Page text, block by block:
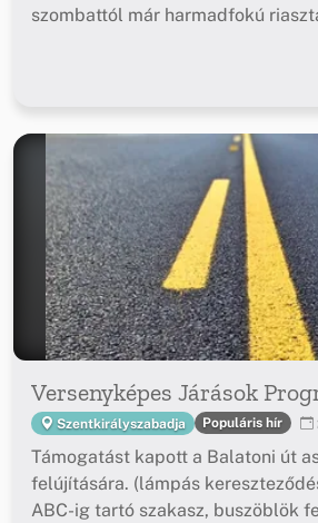
szombattól már harmadfokú
Versenyképes Járások
Szentkirályszabadja Populáris hír
Támogatást kapott a Balatoni út
felújítására. (lámpás
ABC-ig tartó szakasz, buszöblök